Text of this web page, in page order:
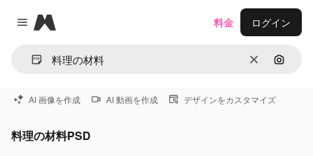
Close menu
Magnific
消去 画像で
料金 ログイン
AI 画像を作成 AI 動画を作成 デザインをカスタマイズ
料理の材料PSD